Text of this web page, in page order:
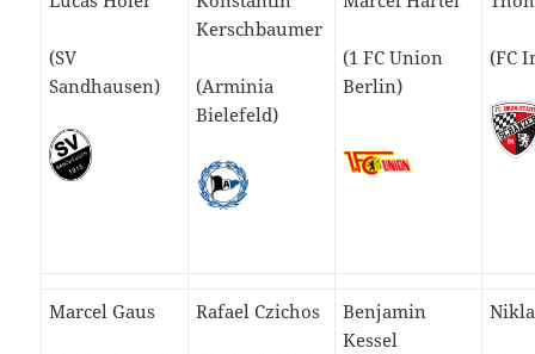
(SV
Sandhausen)
Kerschbaumer
(Arminia
Bielefeld)
(1 FC Union
Berlin)
(FC
Marcel Gaus Rafael Czichos
Benjamin
Kessel